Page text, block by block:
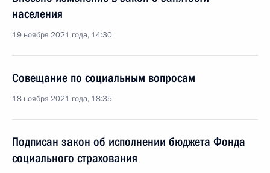
населения
19 ноября 2021 года, 14:30
Совещание по социальным вопросам
18 ноября 2021 года, 18:35
Подписан закон об исполнении бюджета Фонда
социального страхования